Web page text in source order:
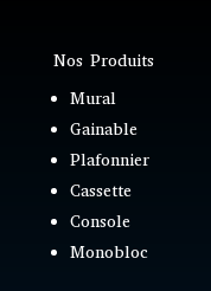
Nos Produits
Mural
Gainable
Plafonnier
Cassette
Console
Monobloc